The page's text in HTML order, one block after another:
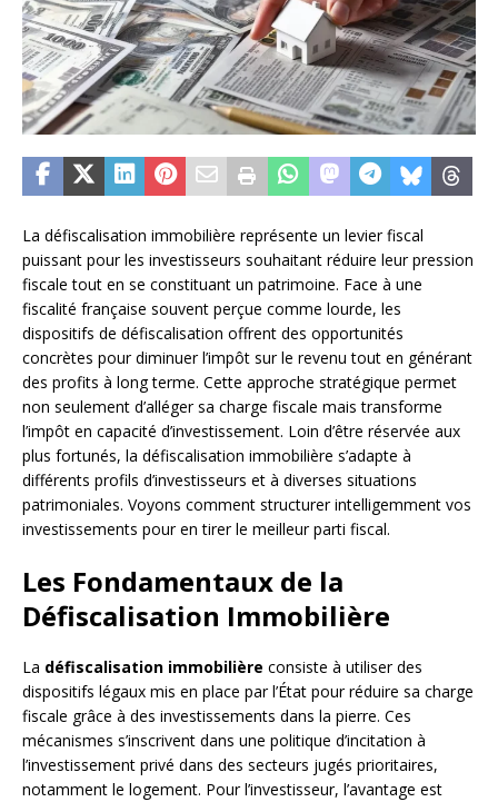
La défiscalisation immobilière représente un levier fiscal
puissant pour les investisseurs souhaitant réduire leur pression
fiscale tout en se constituant un patrimoine. Face à une
fiscalité française souvent perçue comme lourde, les
dispositifs de défiscalisation offrent des opportunités
concrètes pour diminuer l’impôt sur le revenu tout en générant
des profits à long terme. Cette approche stratégique permet
non seulement d’alléger sa charge fiscale mais transforme
l’impôt en capacité d’investissement. Loin d’être réservée aux
plus fortunés, la défiscalisation immobilière s’adapte à
différents profils d’investisseurs et à diverses situations
patrimoniales. Voyons comment structurer intelligemment vos
investissements pour en tirer le meilleur parti fiscal.
Les Fondamentaux de la
Défiscalisation Immobilière
La défiscalisation immobilière consiste à utiliser des
dispositifs légaux mis en place par l’État pour réduire sa charge
fiscale grâce à des investissements dans la pierre. Ces
mécanismes s’inscrivent dans une politique d’incitation à
l’investissement privé dans des secteurs jugés prioritaires,
notamment le logement. Pour l’investisseur, l’avantage est